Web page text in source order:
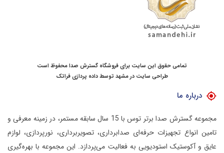
تمامی حقوق این سایت برای فروشگاه گسترش صدا محفوظ است
طراحی سایت در مشهد توسطداده پردازی فراتک
درباره ما
مجموعه گسترش صدا برتر توس با 15 سال سابقه مستمر، در زمینه معرفی و
تامین انواع تجهیزات حرفه‌ای صدابرداری، تصویربرداری، نورپردازی، لوازم
عایق و آکوستیک استودیویی به فعالیت می‌پردازد. این مجموعه با بهره‌گیری